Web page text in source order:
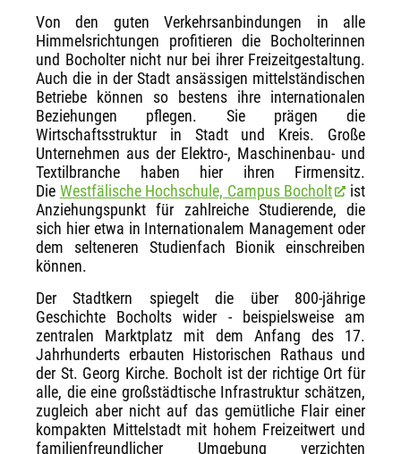
Von den guten Verkehrsanbindungen in alle
Himmelsrichtungen profitieren die Bocholterinnen
und Bocholter nicht nur bei ihrer Freizeitgestaltung.
Auch die in der Stadt ansässigen mittelständischen
Betriebe können so bestens ihre internationalen
Beziehungen pflegen. Sie prägen die
Wirtschaftsstruktur in Stadt und Kreis. Große
Unternehmen aus der Elektro-, Maschinenbau- und
Textilbranche haben hier ihren Firmensitz.
Die Westfälische Hochschule, Campus Bocholt
ist
Anziehungspunkt für zahlreiche Studierende, die
sich hier etwa in Internationalem Management oder
dem selteneren Studienfach Bionik einschreiben
können.
Der Stadtkern spiegelt die über 800-jährige
Geschichte Bocholts wider - beispielsweise am
zentralen Marktplatz mit dem Anfang des 17.
Jahrhunderts erbauten Historischen Rathaus und
der St. Georg Kirche. Bocholt ist der richtige Ort für
alle, die eine großstädtische Infra­struktur schätzen,
zugleich aber nicht auf das gemütliche Flair einer
kompakten Mittelstadt mit hohem Freizeitwert und
familienfreundlicher Umgebung verzichten